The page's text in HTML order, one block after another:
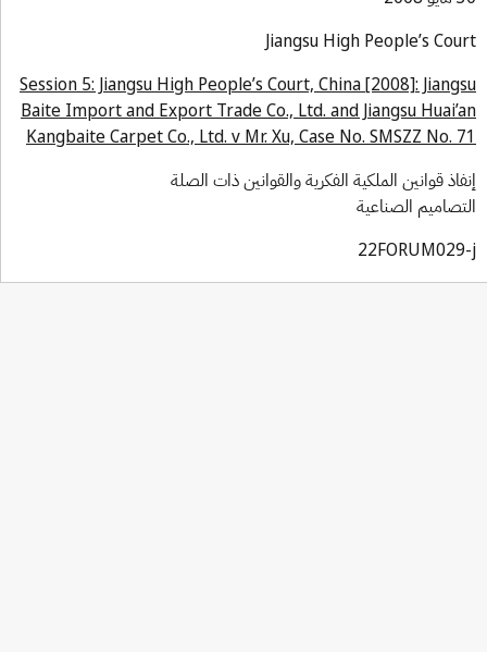
Jiangsu High People’s
Session 5: Jiangsu High People’s Court, China [2008]:
Baite Import and Export Trade Co., Ltd. and Jiangsu
Kangbaite Carpet Co., Ltd. v Mr. Xu, Case No. SMSZZ No.
قوانين الملكية الفكرية والقوانين ذات الصلة
الصناعية